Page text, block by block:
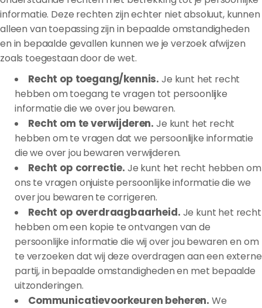
informatie. Deze rechten zijn echter niet absoluut, kunnen
alleen van toepassing zijn in bepaalde omstandigheden
en in bepaalde gevallen kunnen we je verzoek afwijzen
zoals toegestaan door de wet.
Recht op toegang/kennis. Je kunt het recht
hebben om toegang te vragen tot persoonlijke
informatie die we over jou bewaren.
Recht om te verwijderen. Je kunt het recht
hebben om te vragen dat we persoonlijke informatie
die we over jou bewaren verwijderen.
Recht op correctie. Je kunt het recht hebben om
ons te vragen onjuiste persoonlijke informatie die we
over jou bewaren te corrigeren.
Recht op overdraagbaarheid. Je kunt het recht
hebben om een kopie te ontvangen van de
persoonlijke informatie die wij over jou bewaren en om
te verzoeken dat wij deze overdragen aan een externe
partij, in bepaalde omstandigheden en met bepaalde
uitzonderingen.
Communicatievoorkeuren beheren. We